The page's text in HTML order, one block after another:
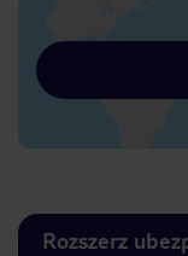
Rozszerz